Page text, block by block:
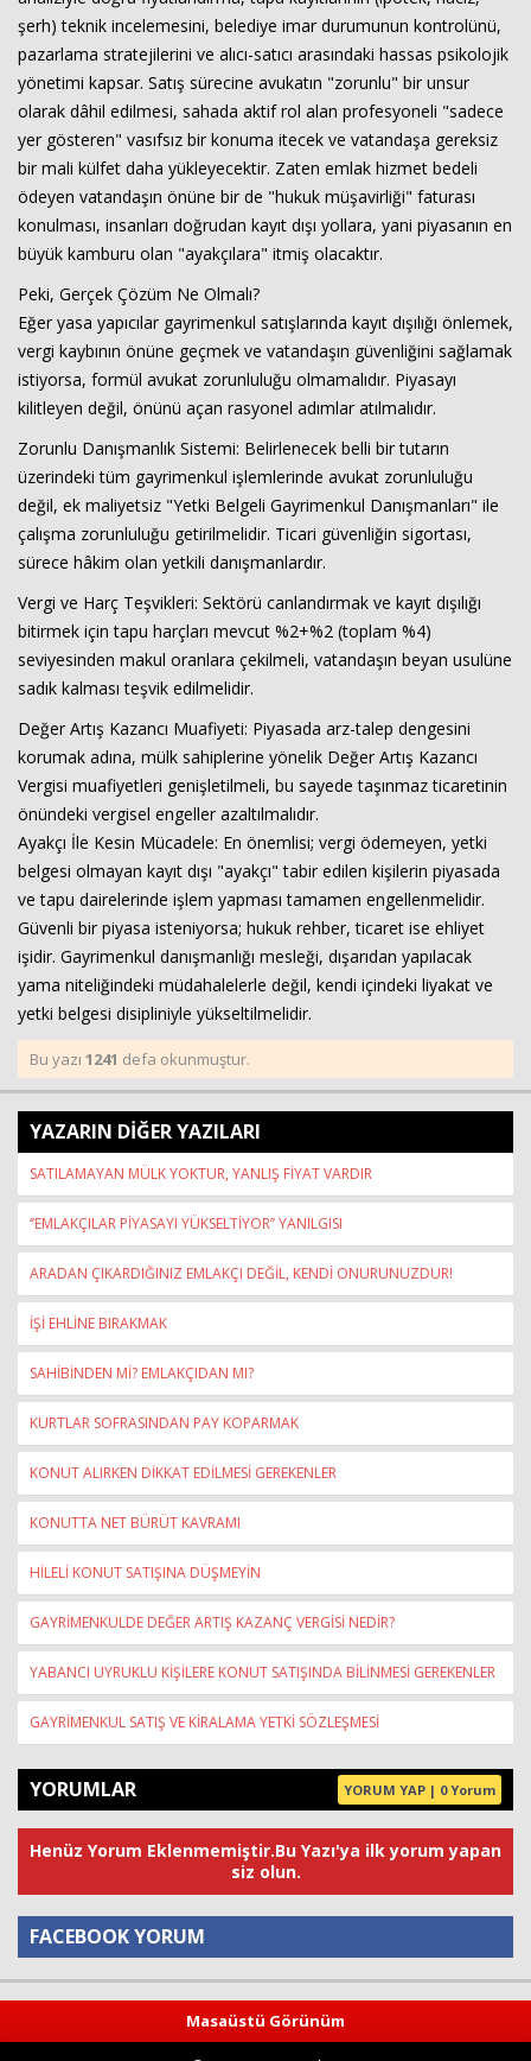
şerh) teknik incelemesini, belediye imar durumunun kontrolünü,
pazarlama stratejilerini ve alıcı-satıcı arasındaki hassas psikolojik
yönetimi kapsar. Satış sürecine avukatın "zorunlu" bir unsur
olarak dâhil edilmesi, sahada aktif rol alan profesyoneli "sadece
yer gösteren" vasıfsız bir konuma itecek ve vatandaşa gereksiz
bir mali külfet daha yükleyecektir. Zaten emlak hizmet bedeli
ödeyen vatandaşın önüne bir de "hukuk müşavirliği" faturası
konulması, insanları doğrudan kayıt dışı yollara, yani piyasanın en
büyük kamburu olan "ayakçılara" itmiş olacaktır.
Peki, Gerçek Çözüm Ne Olmalı?
Eğer yasa yapıcılar gayrimenkul satışlarında kayıt dışılığı önlemek,
vergi kaybının önüne geçmek ve vatandaşın güvenliğini sağlamak
istiyorsa, formül avukat zorunluluğu olmamalıdır. Piyasayı
kilitleyen değil, önünü açan rasyonel adımlar atılmalıdır.
Zorunlu Danışmanlık Sistemi: Belirlenecek belli bir tutarın
üzerindeki tüm gayrimenkul işlemlerinde avukat zorunluluğu
değil, ek maliyetsiz "Yetki Belgeli Gayrimenkul Danışmanları" ile
çalışma zorunluluğu getirilmelidir. Ticari güvenliğin sigortası,
sürece hâkim olan yetkili danışmanlardır.
Vergi ve Harç Teşvikleri: Sektörü canlandırmak ve kayıt dışılığı
bitirmek için tapu harçları mevcut %2+%2 (toplam %4)
seviyesinden makul oranlara çekilmeli, vatandaşın beyan usulüne
sadık kalması teşvik edilmelidir.
Değer Artış Kazancı Muafiyeti: Piyasada arz-talep dengesini
korumak adına, mülk sahiplerine yönelik Değer Artış Kazancı
Vergisi muafiyetleri genişletilmeli, bu sayede taşınmaz ticaretinin
önündeki vergisel engeller azaltılmalıdır.
Ayakçı İle Kesin Mücadele: En önemlisi; vergi ödemeyen, yetki
belgesi olmayan kayıt dışı "ayakçı" tabir edilen kişilerin piyasada
ve tapu dairelerinde işlem yapması tamamen engellenmelidir.
Güvenli bir piyasa isteniyorsa; hukuk rehber, ticaret ise ehliyet
işidir. Gayrimenkul danışmanlığı mesleği, dışarıdan yapılacak
yama niteliğindeki müdahalelerle değil, kendi içindeki liyakat ve
yetki belgesi disipliniyle yükseltilmelidir.
Bu yazı 1241 defa okunmuştur.
YAZARIN DİĞER YAZILARI
SATILAMAYAN MÜLK YOKTUR, YANLIŞ FİYAT VARDIR
‘’EMLAKÇILAR PİYASAYI YÜKSELTİYOR’’ YANILGISI
ARADAN ÇIKARDIĞINIZ EMLAKÇI DEĞİL, KENDİ ONURUNUZDUR!
İŞİ EHLİNE BIRAKMAK
SAHİBİNDEN Mİ? EMLAKÇIDAN MI?
KURTLAR SOFRASINDAN PAY KOPARMAK
KONUT ALIRKEN DİKKAT EDİLMESİ GEREKENLER
KONUTTA NET BÜRÜT KAVRAMI
HİLELİ KONUT SATIŞINA DÜŞMEYİN
GAYRİMENKULDE DEĞER ARTIŞ KAZANÇ VERGİSİ NEDİR?
YABANCI UYRUKLU KİŞİLERE KONUT SATIŞINDA BİLİNMESİ GEREKENLER
GAYRİMENKUL SATIŞ VE KİRALAMA YETKİ SÖZLEŞMESİ
YORUMLAR YORUM YAP | 0 Yorum
Henüz Yorum Eklenmemiştir.Bu Yazı'ya ilk yorum yapan
siz olun.
FACEBOOK YORUM
Masaüstü Görünüm
Haberin Doğru Adresi.